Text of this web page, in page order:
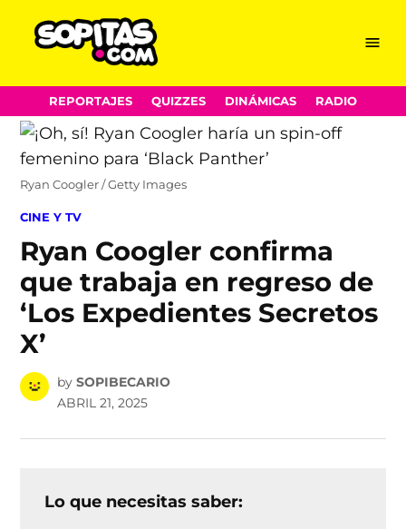
Skip
to
content
Menu
REPORTAJES QUIZZES DINÁMICAS RADIO
Ryan Coogler / Getty Images
POSTED
CINE Y TV
Ryan Coogler confirma
que trabaja en regreso de
‘Los Expedientes Secretos
X’
by SOPIBECARIO
ABRIL 21, 2025
Lo que necesitas saber: